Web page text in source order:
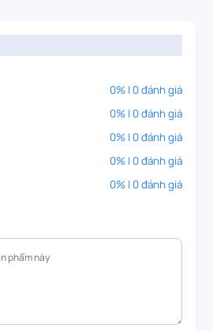
0% | 0 đánh giá
0% | 0 đánh giá
0% | 0 đánh giá
0% | 0 đánh giá
0% | 0 đánh giá